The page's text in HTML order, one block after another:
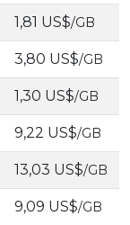
1,81 US$/GB
3,80 US$/GB
1,30 US$/GB
9,22 US$/GB
13,03 US$/GB
9,09 US$/GB